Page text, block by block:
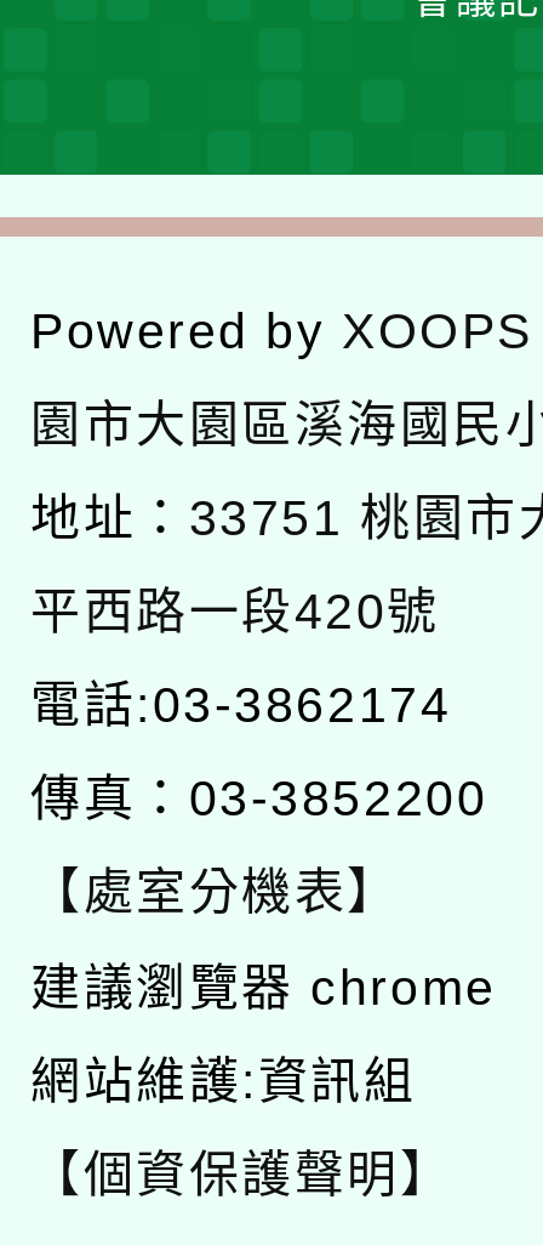
Powered by XOOPS
園市大園區溪海國民
地址： 33751 桃園市
平西路一段420號
電話:03-3862174
傳真：03-3852200
【處室分機表】
建議瀏覽器 chrome
網站維護:資訊組
【個資保護聲明】